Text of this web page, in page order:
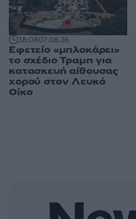
18:0807.08.26
Εφετείο «μπλοκάρει»
το σχέδιο Τραμπ για
κατασκευή αίθουσας
χορού στον Λευκό
Οίκο